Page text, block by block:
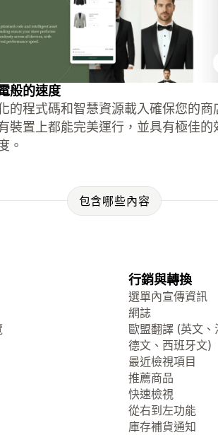
般的速度
的程式碼和智慧資源載入確保您的商
裝置上都能完美運行，並具有極佳的
。
包含哪些內容
行銷與轉換
選單內宣傳資訊
網誌
歐盟翻譯 (英文、
德文、西班牙文)
最近檢視項目
推薦商品
快速檢視
從右到左功能
庫存補貨通知